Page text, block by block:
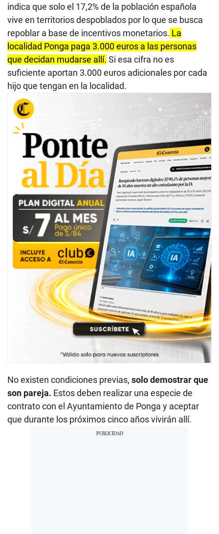
indica que solo el 17,2% de la población española
vive en territorios despoblados por lo que se busca
repoblar a base de incentivos monetarios. La
localidad Ponga paga 3.000 euros a las personas
que decidan mudarse allí. Si esa cifra no es
suficiente aportan 3.000 euros adicionales por cada
hijo que tengan en la localidad.
No existen condiciones previas, solo demostrar que
son pareja. Estos deben realizar una especie de
contrato con el Ayuntamiento de Ponga y aceptar
que durante los próximos cinco años vivirán allí.